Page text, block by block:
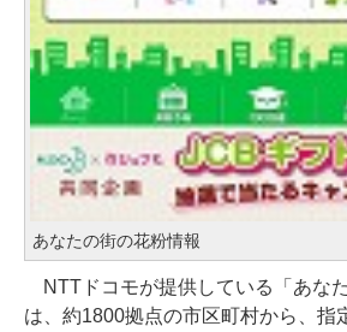
あなたの街の花粉情報
NTTドコモが提供している「あなた
は、約1800拠点の市区町村から、指